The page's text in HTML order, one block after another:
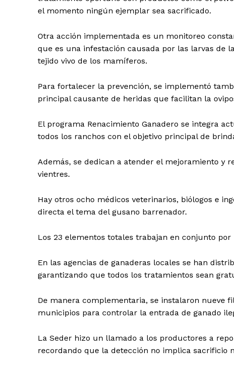
el momento ningún ejemplar sea sacrificado.
Otra acción implementada es un monitoreo
que es una infestación causada por las larvas de
tejido vivo de los mamíferos.
Para fortalecer la prevención, se implementó
principal causante de heridas que facilitan la
El programa Renacimiento Ganadero se integra
todos los ranchos con el objetivo principal de
Además, se dedican a atender el mejoramiento y
vientres.
Hay otros ocho médicos veterinarios, biólogos e
directa el tema del gusano barrenador.
Los 23 elementos totales trabajan en conjunto
En las agencias de ganaderas locales se han
garantizando que todos los tratamientos sean
De manera complementaria, se instalaron nueve
municipios para controlar la entrada de ganado
La Seder hizo un llamado a los productores a
recordando que la detección no implica sacrificio